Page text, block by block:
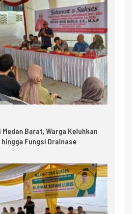
Barat, Warga Keluhkan
Fungsi Drainase